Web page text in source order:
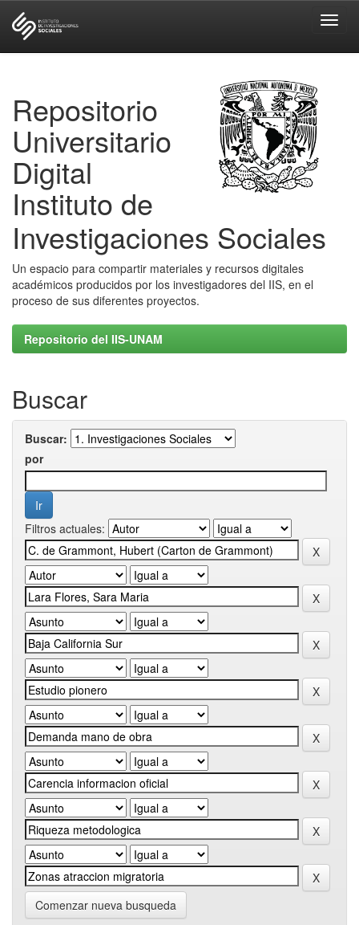
Repositorio
Universitario
Digital
Instituto de
Investigaciones Sociales
Un espacio para compartir materiales y recursos digitales
académicos producidos por los investigadores del IIS, en el
proceso de sus diferentes proyectos.
Repositorio del IIS-UNAM
Buscar
Buscar:
por
Filtros actuales:
Comenzar nueva busqueda